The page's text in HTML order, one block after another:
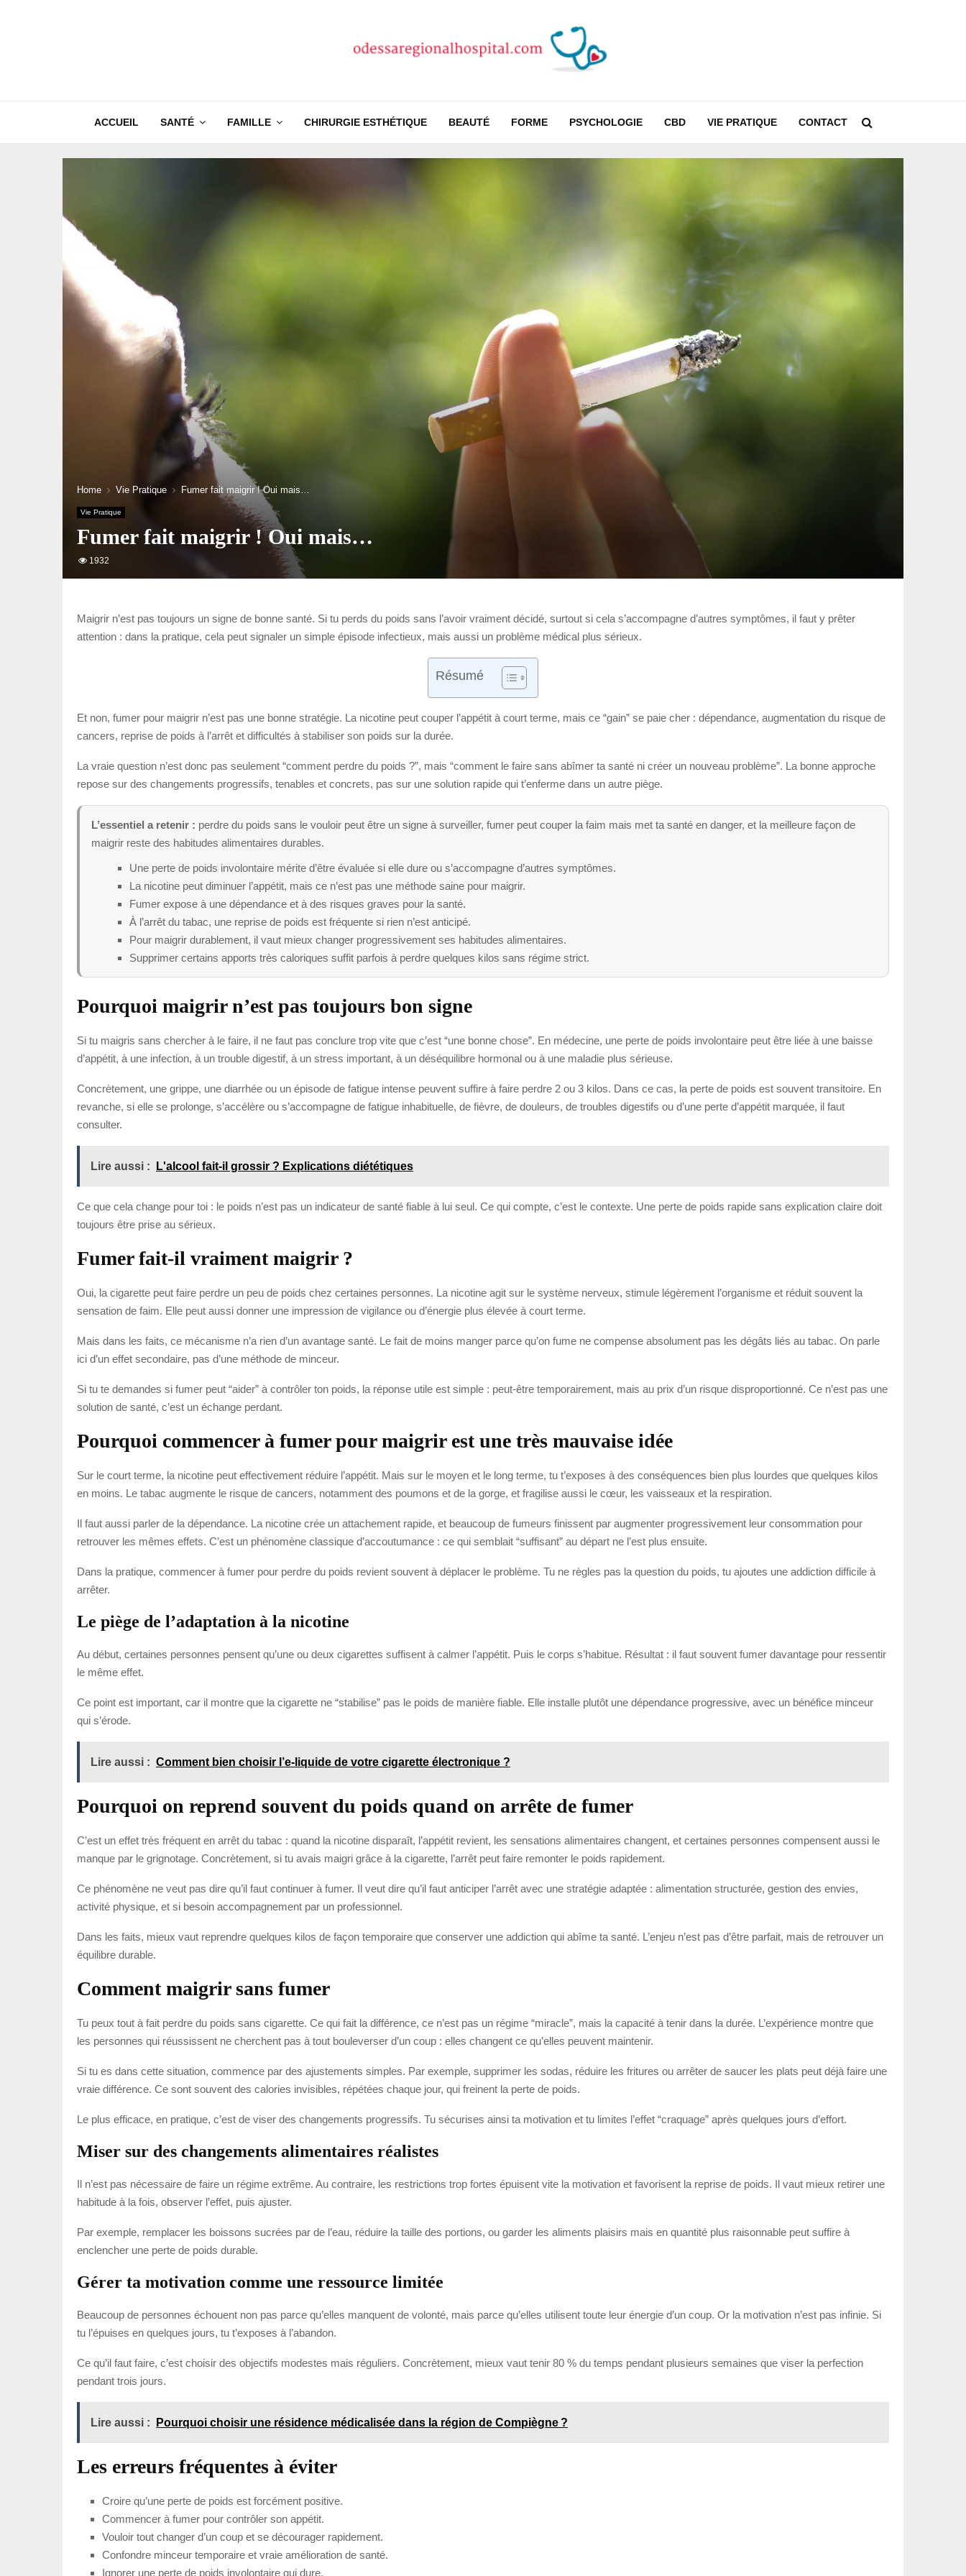
ACCUEIL SANTÉ FAMILLE CHIRURGIE ESTHÉTIQUE BEAUTÉ FORME PSYCHOLOGIE CBD VIE PRATIQUE CONTACT
Home Vie Pratique Fumer fait maigrir ! Oui mais…
Vie Pratique
Fumer fait maigrir ! Oui mais…
1932
Maigrir n’est pas toujours un signe de bonne santé. Si tu perds du poids sans l’avoir vraiment décidé, surtout si cela s’accompagne d’autres symptômes, il faut y prêter
attention : dans la pratique, cela peut signaler un simple épisode infectieux, mais aussi un problème médical plus sérieux.
Résumé
Et non, fumer pour maigrir n’est pas une bonne stratégie. La nicotine peut couper l’appétit à court terme, mais ce “gain” se paie cher : dépendance, augmentation du risque de
cancers, reprise de poids à l’arrêt et difficultés à stabiliser son poids sur la durée.
La vraie question n’est donc pas seulement “comment perdre du poids ?”, mais “comment le faire sans abîmer ta santé ni créer un nouveau problème”. La bonne approche
repose sur des changements progressifs, tenables et concrets, pas sur une solution rapide qui t’enferme dans un autre piège.
L’essentiel a retenir : perdre du poids sans le vouloir peut être un signe à surveiller, fumer peut couper la faim mais met ta santé en danger, et la meilleure façon de
maigrir reste des habitudes alimentaires durables.
Une perte de poids involontaire mérite d’être évaluée si elle dure ou s’accompagne d’autres symptômes.
La nicotine peut diminuer l’appétit, mais ce n’est pas une méthode saine pour maigrir.
Fumer expose à une dépendance et à des risques graves pour la santé.
À l’arrêt du tabac, une reprise de poids est fréquente si rien n’est anticipé.
Pour maigrir durablement, il vaut mieux changer progressivement ses habitudes alimentaires.
Supprimer certains apports très caloriques suffit parfois à perdre quelques kilos sans régime strict.
Pourquoi maigrir n’est pas toujours bon signe
Si tu maigris sans chercher à le faire, il ne faut pas conclure trop vite que c’est “une bonne chose”. En médecine, une perte de poids involontaire peut être liée à une baisse
d’appétit, à une infection, à un trouble digestif, à un stress important, à un déséquilibre hormonal ou à une maladie plus sérieuse.
Concrètement, une grippe, une diarrhée ou un épisode de fatigue intense peuvent suffire à faire perdre 2 ou 3 kilos. Dans ce cas, la perte de poids est souvent transitoire. En
revanche, si elle se prolonge, s’accélère ou s’accompagne de fatigue inhabituelle, de fièvre, de douleurs, de troubles digestifs ou d’une perte d’appétit marquée, il faut
consulter.
Lire aussi : L'alcool fait-il grossir ? Explications diététiques
Ce que cela change pour toi : le poids n’est pas un indicateur de santé fiable à lui seul. Ce qui compte, c’est le contexte. Une perte de poids rapide sans explication claire doit
toujours être prise au sérieux.
Fumer fait-il vraiment maigrir ?
Oui, la cigarette peut faire perdre un peu de poids chez certaines personnes. La nicotine agit sur le système nerveux, stimule légèrement l’organisme et réduit souvent la
sensation de faim. Elle peut aussi donner une impression de vigilance ou d’énergie plus élevée à court terme.
Mais dans les faits, ce mécanisme n’a rien d’un avantage santé. Le fait de moins manger parce qu’on fume ne compense absolument pas les dégâts liés au tabac. On parle
ici d’un effet secondaire, pas d’une méthode de minceur.
Si tu te demandes si fumer peut “aider” à contrôler ton poids, la réponse utile est simple : peut-être temporairement, mais au prix d’un risque disproportionné. Ce n’est pas une
solution de santé, c’est un échange perdant.
Pourquoi commencer à fumer pour maigrir est une très mauvaise idée
Sur le court terme, la nicotine peut effectivement réduire l’appétit. Mais sur le moyen et le long terme, tu t’exposes à des conséquences bien plus lourdes que quelques kilos
en moins. Le tabac augmente le risque de cancers, notamment des poumons et de la gorge, et fragilise aussi le cœur, les vaisseaux et la respiration.
Il faut aussi parler de la dépendance. La nicotine crée un attachement rapide, et beaucoup de fumeurs finissent par augmenter progressivement leur consommation pour
retrouver les mêmes effets. C’est un phénomène classique d’accoutumance : ce qui semblait “suffisant” au départ ne l’est plus ensuite.
Dans la pratique, commencer à fumer pour perdre du poids revient souvent à déplacer le problème. Tu ne règles pas la question du poids, tu ajoutes une addiction difficile à
arrêter.
Le piège de l’adaptation à la nicotine
Au début, certaines personnes pensent qu’une ou deux cigarettes suffisent à calmer l’appétit. Puis le corps s’habitue. Résultat : il faut souvent fumer davantage pour ressentir
le même effet.
Ce point est important, car il montre que la cigarette ne “stabilise” pas le poids de manière fiable. Elle installe plutôt une dépendance progressive, avec un bénéfice minceur
qui s’érode.
Lire aussi : Comment bien choisir l’e-liquide de votre cigarette électronique ?
Pourquoi on reprend souvent du poids quand on arrête de fumer
C’est un effet très fréquent en arrêt du tabac : quand la nicotine disparaît, l’appétit revient, les sensations alimentaires changent, et certaines personnes compensent aussi le
manque par le grignotage. Concrètement, si tu avais maigri grâce à la cigarette, l’arrêt peut faire remonter le poids rapidement.
Ce phénomène ne veut pas dire qu’il faut continuer à fumer. Il veut dire qu’il faut anticiper l’arrêt avec une stratégie adaptée : alimentation structurée, gestion des envies,
activité physique, et si besoin accompagnement par un professionnel.
Dans les faits, mieux vaut reprendre quelques kilos de façon temporaire que conserver une addiction qui abîme ta santé. L’enjeu n’est pas d’être parfait, mais de retrouver un
équilibre durable.
Comment maigrir sans fumer
Tu peux tout à fait perdre du poids sans cigarette. Ce qui fait la différence, ce n’est pas un régime “miracle”, mais la capacité à tenir dans la durée. L’expérience montre que
les personnes qui réussissent ne cherchent pas à tout bouleverser d’un coup : elles changent ce qu’elles peuvent maintenir.
Si tu es dans cette situation, commence par des ajustements simples. Par exemple, supprimer les sodas, réduire les fritures ou arrêter de saucer les plats peut déjà faire une
vraie différence. Ce sont souvent des calories invisibles, répétées chaque jour, qui freinent la perte de poids.
Le plus efficace, en pratique, c’est de viser des changements progressifs. Tu sécurises ainsi ta motivation et tu limites l’effet “craquage” après quelques jours d’effort.
Miser sur des changements alimentaires réalistes
Il n’est pas nécessaire de faire un régime extrême. Au contraire, les restrictions trop fortes épuisent vite la motivation et favorisent la reprise de poids. Il vaut mieux retirer une
habitude à la fois, observer l’effet, puis ajuster.
Par exemple, remplacer les boissons sucrées par de l’eau, réduire la taille des portions, ou garder les aliments plaisirs mais en quantité plus raisonnable peut suffire à
enclencher une perte de poids durable.
Gérer ta motivation comme une ressource limitée
Beaucoup de personnes échouent non pas parce qu’elles manquent de volonté, mais parce qu’elles utilisent toute leur énergie d’un coup. Or la motivation n’est pas infinie. Si
tu l’épuises en quelques jours, tu t’exposes à l’abandon.
Ce qu’il faut faire, c’est choisir des objectifs modestes mais réguliers. Concrètement, mieux vaut tenir 80 % du temps pendant plusieurs semaines que viser la perfection
pendant trois jours.
Lire aussi : Pourquoi choisir une résidence médicalisée dans la région de Compiègne ?
Les erreurs fréquentes à éviter
Croire qu’une perte de poids est forcément positive.
Commencer à fumer pour contrôler son appétit.
Vouloir tout changer d’un coup et se décourager rapidement.
Confondre minceur temporaire et vraie amélioration de santé.
Ignorer une perte de poids involontaire qui dure.